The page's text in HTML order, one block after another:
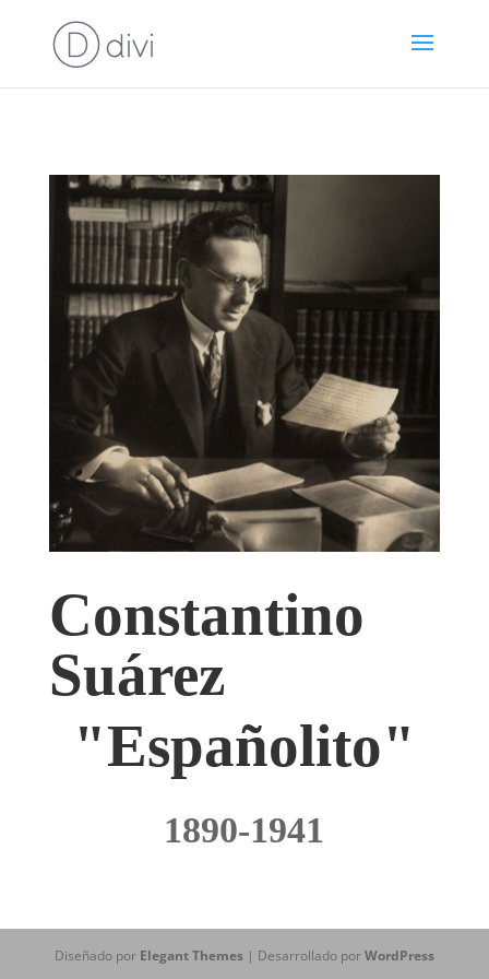
Constantino
Suárez
"Españolito"
1890-1941
Diseñado por Elegant Themes| Desarrollado porWordPress